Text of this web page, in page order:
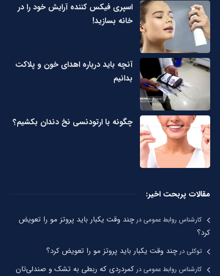
اسپری فیکس کننده آرایش خود را در
خانه بسازید!
آنچه باید درباره اهدای خون و پلاکت
بدانیم
چگونه با ارتودنسی نخ دندان بکشیم؟
مقالات پربحت اخیر:
کارشناس روابط عمومیدرچند وقت یکبار باید پروتز مو را تعویض
کرد؟
توکلیدرچند وقت یکبار باید پروتز مو را تعویض کرد؟
کارشناس روابط عمومیدر کمردردی که ربطی به تشک و صندلی‌تان